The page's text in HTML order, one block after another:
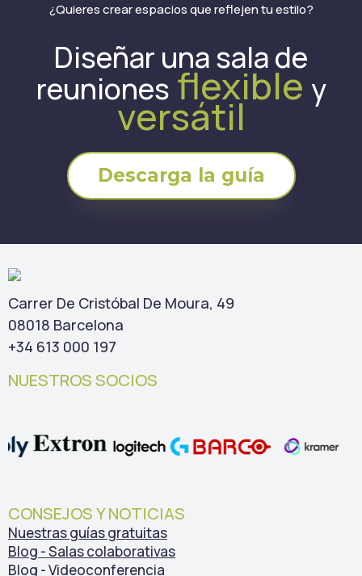
¿Quieres crear espacios que reflejen tu estilo?
Diseñar una sala de
reuniones flexible y
versátil
Descarga la guía
Carrer De Cristóbal De Moura, 49
08018 Barcelona
+34 613 000 197
NUESTROS SOCIOS
CONSEJOS Y NOTICIAS
Nuestras guías gratuitas
Blog - Salas colaborativas
Blog - Videoconferencia